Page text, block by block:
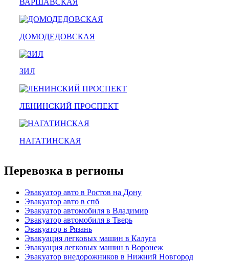
эвакуатор гидравлической
эвакуатор Каширская - климовск
александров
рублевское шоссе
красноармейск
выхино
ВАРШАВСКАЯ
ДОМОДЕДОВСКАЯ
ЗИЛ
ЛЕНИНСКИЙ ПРОСПЕКТ
НАГАТИНСКАЯ
Перевозка в регионы
Эвакуатор авто в Ростов на Дону
Эвакуатор авто в спб
Эвакуатор автомобиля в Владимир
Эвакуатор автомобиля в Тверь
Эвакуатор в Рязань
Эвакуация легковых машин в Калуга
Эвакуация легковых машин в Воронеж
Эвакуатор внедорожников в Нижний Новгород